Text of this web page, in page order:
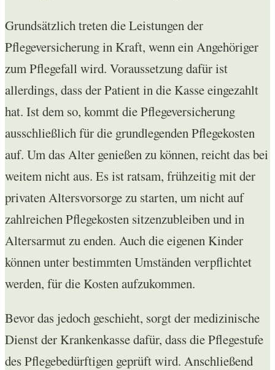
Grundsätzlich treten die Leistungen der
Pflegeversicherung in Kraft, wenn ein Angehöriger
zum Pflegefall wird. Voraussetzung dafür ist
allerdings, dass der Patient in die Kasse eingezahlt
hat. Ist dem so, kommt die Pflegeversicherung
ausschließlich für die grundlegenden Pflegekosten
auf. Um das Alter genießen zu können, reicht das bei
weitem nicht aus. Es ist ratsam, frühzeitig mit der
privaten Altersvorsorge zu starten, um nicht auf
zahlreichen Pflegekosten sitzenzubleiben und in
Altersarmut zu enden. Auch die eigenen Kinder
können unter bestimmten Umständen verpflichtet
werden, für die Kosten aufzukommen.
Bevor das jedoch geschieht, sorgt der medizinische
Dienst der Krankenkasse dafür, dass die Pflegestufe
des Pflegebedürftigen geprüft wird. Anschließend